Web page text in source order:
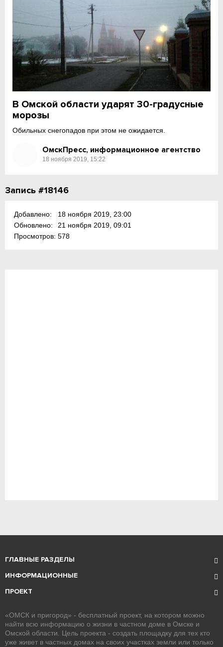
В Омской области ударят 30-градусные
морозы
Обильных снегопадов при этом не ожидается.
ОмскПресс, информационное агентство
18 ноября 2019, 15:22
Запись #18146
Добавлено:
18 ноября 2019, 23:00
Обновлено:
21 ноября 2019, 09:01
Просмотров: 578
ГЛАВНЫЕ РАЗДЕЛЫ
ИНФОРМАЦИОННЫЕ
ПРОЕКТ
«ОМСК и пригород» - бесплатный проект, на котором можно
найти всю информацию о жизни в частном доме в Омске и
Омской области. Цель проекта - создать площадку для тех кто
уже живет в частных домах на своих участках земли или только